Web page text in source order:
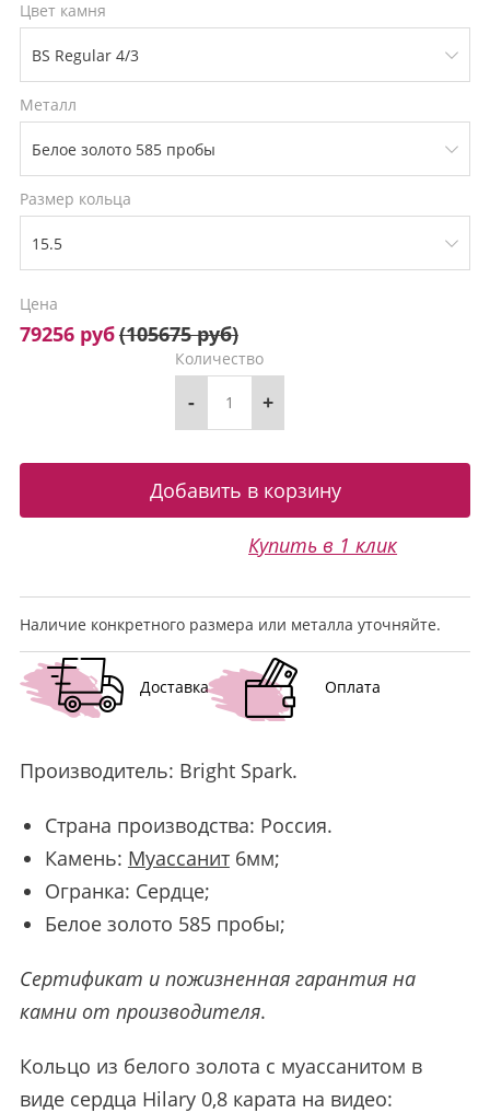
Цвет камня
Металл
Размер кольца
Цена
79256 руб(105675 руб)
Количество
- +
Купить в 1 клик
Наличие конкретного размера или металла уточняйте.
Доставка Оплата
Производитель: Bright Spark.
Страна производства: Россия.
Камень: Муассанит6мм;
Огранка: Сердце;
Белое золото 585 пробы;
Сертификат и пожизненная гарантия на
камни от производителя.
Кольцо из белого золота с муассанитом в
виде сердца Hilary 0,8 карата на видео: